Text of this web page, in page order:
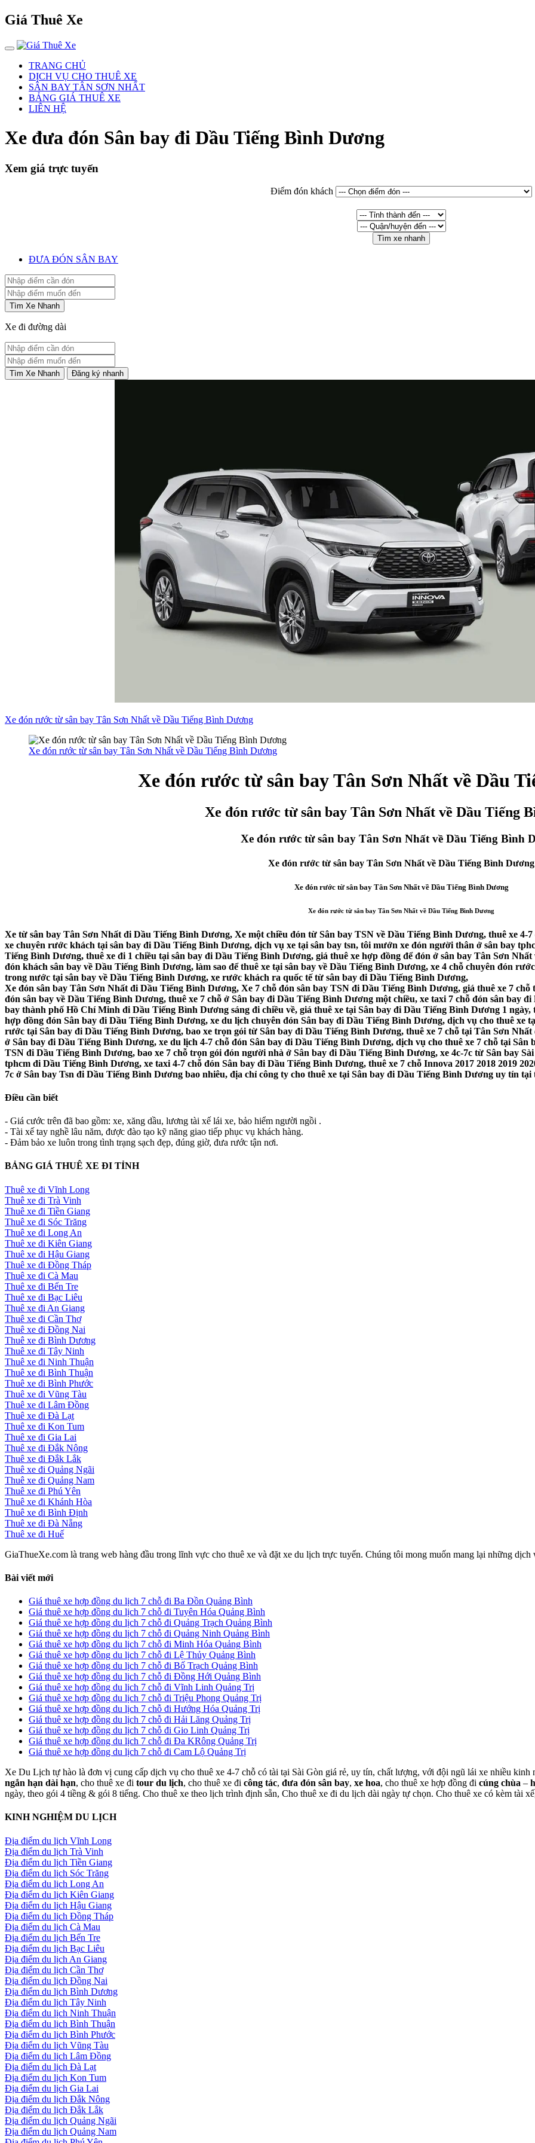
Giá Thuê Xe
TRANG CHỦ
DỊCH VỤ CHO THUÊ XE
SÂN BAY TÂN SƠN NHẤT
BẢNG GIÁ THUÊ XE
LIÊN HỆ
Xe đưa đón Sân bay đi Dầu Tiếng Bình Dương
Xem giá trực tuyến
Điểm đón khách
Tìm xe nhanh
ĐƯA ĐÓN SÂN BAY
Tìm Xe Nhanh
Xe đi đường dài
Tìm Xe Nhanh Đăng ký nhanh
Xe đón rước từ sân bay Tân Sơn Nhất về Dầu Tiếng Bình Dương
Xe đón rước từ sân bay Tân Sơn Nhất về Dầu Tiếng Bình Dương
Xe đón rước từ sân bay Tân Sơn Nhất về Dầu
Xe đón rước từ sân bay Tân Sơn Nhất về Dầu Tiếng
Xe đón rước từ sân bay Tân Sơn Nhất về Dầu Tiếng Bình
Xe đón rước từ sân bay Tân Sơn Nhất về Dầu Tiếng Bình Dương
Xe đón rước từ sân bay Tân Sơn Nhất về Dầu Tiếng Bình Dương
Xe đón rước từ sân bay Tân Sơn Nhất về Dầu Tiếng Bình Dương
Xe từ sân bay Tân Sơn Nhất đi Dầu Tiếng Bình Dương, Xe một chiều đón từ Sân bay TSN về Dầu Tiếng Bình Dương, thuê xe 4-
xe chuyên rước khách tại sân bay đi Dầu Tiếng Bình Dương, dịch vụ xe tại sân bay tsn, tôi mướn xe đón người thân ở sân bay
Tiếng Bình Dương, thuê xe đi 1 chiều tại sân bay đi Dầu Tiếng Bình Dương, giá thuê xe hợp đồng để đón ở sân bay Tân Sơn
đón khách sân bay về Dầu Tiếng Bình Dương, làm sao để thuê xe tại sân bay về Dầu Tiếng Bình Dương, xe 4 chỗ chuyên đón
trong nước tại sân bay về Dầu Tiếng Bình Dương, xe rước khách ra quốc tế từ sân bay đi Dầu Tiếng Bình Dương,
Xe đón sân bay Tân Sơn Nhất đi Dầu Tiếng Bình Dương, Xe 7 chỗ đón sân bay TSN đi Dầu Tiếng Bình Dương, giá thuê xe 7
đón sân bay về Dầu Tiếng Bình Dương, thuê xe 7 chỗ ở Sân bay đi Dầu Tiếng Bình Dương một chiều, xe taxi 7 chỗ đón sân bay
bay thành phố Hồ Chí Minh đi Dầu Tiếng Bình Dương sáng đi chiều về, giá thuê xe tại Sân bay đi Dầu Tiếng Bình Dương 1
hợp đồng đón Sân bay đi Dầu Tiếng Bình Dương, xe du lịch chuyên đón Sân bay đi Dầu Tiếng Bình Dương, dịch vụ cho thuê xe
rước tại Sân bay đi Dầu Tiếng Bình Dương, bao xe trọn gói từ Sân bay đi Dầu Tiếng Bình Dương, thuê xe 7 chỗ tại Tân Sơn
ở Sân bay đi Dầu Tiếng Bình Dương, xe du lịch 4-7 chỗ đón Sân bay đi Dầu Tiếng Bình Dương, dịch vụ cho thuê xe 7 chỗ tại
TSN đi Dầu Tiếng Bình Dương, bao xe 7 chỗ trọn gói đón người nhà ở Sân bay đi Dầu Tiếng Bình Dương, xe 4c-7c từ Sân bay
tphcm đi Dầu Tiếng Bình Dương, xe taxi 4-7 chỗ đón Sân bay đi Dầu Tiếng Bình Dương, thuê xe 7 chỗ Innova 2017 2018 2019
7c ở Sân bay Tsn đi Dầu Tiếng Bình Dương bao nhiêu, địa chỉ công ty cho thuê xe tại Sân bay đi Dầu Tiếng Bình Dương uy tín tại
Điều cần biết
- Giá cước trên đã bao gồm: xe, xăng dầu, lương tài xế lái xe, bảo hiểm người ngồi .
- Tài xế tay nghề lâu năm, được đào tạo kỹ năng giao tiếp phục vụ khách hàng.
- Đảm bảo xe luôn trong tình trạng sạch đẹp, đúng giờ, đưa rước tận nơi.
BẢNG GIÁ THUÊ XE ĐI TỈNH
Thuê xe đi Vĩnh Long
Thuê xe đi Trà Vinh
Thuê xe đi Tiền Giang
Thuê xe đi Sóc Trăng
Thuê xe đi Long An
Thuê xe đi Kiên Giang
Thuê xe đi Hậu Giang
Thuê xe đi Đồng Tháp
Thuê xe đi Cà Mau
Thuê xe đi Bến Tre
Thuê xe đi Bạc Liêu
Thuê xe đi An Giang
Thuê xe đi Cần Thơ
Thuê xe đi Đồng Nai
Thuê xe đi Bình Dương
Thuê xe đi Tây Ninh
Thuê xe đi Ninh Thuận
Thuê xe đi Bình Thuận
Thuê xe đi Bình Phước
Thuê xe đi Vũng Tàu
Thuê xe đi Lâm Đồng
Thuê xe đi Đà Lạt
Thuê xe đi Kon Tum
Thuê xe đi Gia Lai
Thuê xe đi Đắk Nông
Thuê xe đi Đắk Lắk
Thuê xe đi Quảng Ngãi
Thuê xe đi Quảng Nam
Thuê xe đi Phú Yên
Thuê xe đi Khánh Hòa
Thuê xe đi Bình Định
Thuê xe đi Đà Nẵng
Thuê xe đi Huế
GiaThueXe.com là trang web hàng đầu trong lĩnh vực cho thuê xe và đặt xe du lịch trực tuyến. Chúng tôi mong muốn mang lại những
Bài viết mới
Giá thuê xe hợp đồng du lịch 7 chỗ đi Ba Đồn Quảng Bình
Giá thuê xe hợp đồng du lịch 7 chỗ đi Tuyên Hóa Quảng Bình
Giá thuê xe hợp đồng du lịch 7 chỗ đi Quảng Trạch Quảng Bình
Giá thuê xe hợp đồng du lịch 7 chỗ đi Quảng Ninh Quảng Bình
Giá thuê xe hợp đồng du lịch 7 chỗ đi Minh Hóa Quảng Bình
Giá thuê xe hợp đồng du lịch 7 chỗ đi Lệ Thủy Quảng Bình
Giá thuê xe hợp đồng du lịch 7 chỗ đi Bố Trạch Quảng Bình
Giá thuê xe hợp đồng du lịch 7 chỗ đi Đồng Hới Quảng Bình
Giá thuê xe hợp đồng du lịch 7 chỗ đi Vĩnh Linh Quảng Trị
Giá thuê xe hợp đồng du lịch 7 chỗ đi Triệu Phong Quảng Trị
Giá thuê xe hợp đồng du lịch 7 chỗ đi Hướng Hóa Quảng Trị
Giá thuê xe hợp đồng du lịch 7 chỗ đi Hải Lăng Quảng Trị
Giá thuê xe hợp đồng du lịch 7 chỗ đi Gio Linh Quảng Trị
Giá thuê xe hợp đồng du lịch 7 chỗ đi Đa KRông Quảng Trị
Giá thuê xe hợp đồng du lịch 7 chỗ đi Cam Lộ Quảng Trị
Xe Du Lịch tự hào là đơn vị cung cấp dịch vụ cho thuê xe 4-7 chỗ có tài tại Sài Gòn giá rẻ, uy tín, chất lượng, với đội ngũ lái xe nhiều kinh
ngắn hạn dài hạn, cho thuê xe đi tour du lịch, cho thuê xe đi công tác, đưa đón sân bay, xe hoa, cho thuê xe hợp đồng đi cúng chùa –
ngày, theo gói 4 tiềng & gói 8 tiếng. Cho thuê xe theo lịch trình định sẵn, Cho thuê xe đi du lịch dài ngày tự chọn. Cho thuê xe có kèm tài
KINH NGHIỆM DU LỊCH
Địa điểm du lịch Vĩnh Long
Địa điểm du lịch Trà Vinh
Địa điểm du lịch Tiền Giang
Địa điểm du lịch Sóc Trăng
Địa điểm du lịch Long An
Địa điểm du lịch Kiên Giang
Địa điểm du lịch Hậu Giang
Địa điểm du lịch Đồng Tháp
Địa điểm du lịch Cà Mau
Địa điểm du lịch Bến Tre
Địa điểm du lịch Bạc Liêu
Địa điểm du lịch An Giang
Địa điểm du lịch Cần Thơ
Địa điểm du lịch Đồng Nai
Địa điểm du lịch Bình Dương
Địa điểm du lịch Tây Ninh
Địa điểm du lịch Ninh Thuận
Địa điểm du lịch Bình Thuận
Địa điểm du lịch Bình Phước
Địa điểm du lịch Vũng Tàu
Địa điểm du lịch Lâm Đồng
Địa điểm du lịch Đà Lạt
Địa điểm du lịch Kon Tum
Địa điểm du lịch Gia Lai
Địa điểm du lịch Đắk Nông
Địa điểm du lịch Đắk Lắk
Địa điểm du lịch Quảng Ngãi
Địa điểm du lịch Quảng Nam